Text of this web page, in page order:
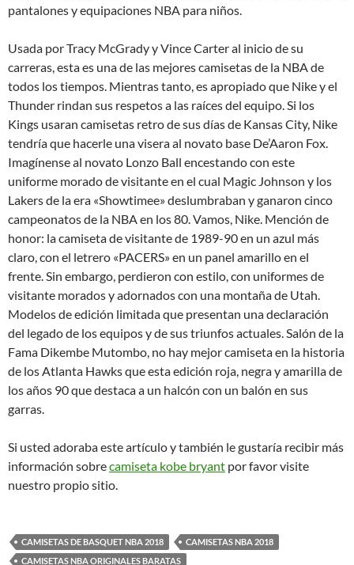
pantalones y equipaciones NBA para niños.
Usada por Tracy McGrady y Vince Carter al inicio de su
carreras, esta es una de las mejores camisetas de la NBA de
todos los tiempos. Mientras tanto, es apropiado que Nike y el
Thunder rindan sus respetos a las raíces del equipo. Si los
Kings usaran camisetas retro de sus días de Kansas City, Nike
tendría que hacerle una visera al novato base De’Aaron Fox.
Imagínense al novato Lonzo Ball encestando con este
uniforme morado de visitante en el cual Magic Johnson y los
Lakers de la era «Showtimee» deslumbraban y ganaron cinco
campeonatos de la NBA en los 80. Vamos, Nike. Mención de
honor: la camiseta de visitante de 1989-90 en un azul más
claro, con el letrero «PACERS» en un panel amarillo en el
frente. Sin embargo, perdieron con estilo, con uniformes de
visitante morados y adornados con una montaña de Utah.
Modelos de edición limitada que presentan una declaración
del legado de los equipos y de sus triunfos actuales. Salón de la
Fama Dikembe Mutombo, no hay mejor camiseta en la historia
de los Atlanta Hawks que esta edición roja, negra y amarilla de
los años 90 que destaca a un halcón con un balón en sus
garras.
Si usted adoraba este artículo y también le gustaría recibir más
información sobrecamiseta kobe bryant por favor visite
nuestro propio sitio.
CAMISETAS DE BASQUET NBA 2018
CAMISETAS NBA 2018
CAMISETAS NBA ORIGINALES BARATAS